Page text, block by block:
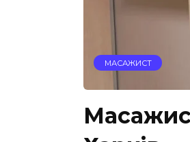
МАСАЖИСТ